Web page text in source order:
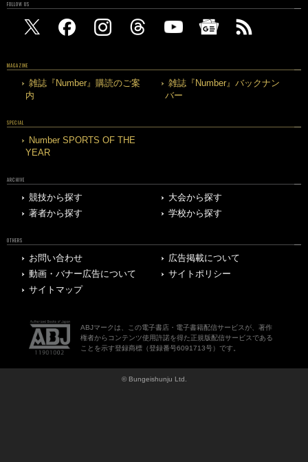
FOLLOW US
MAGAZINE
雑誌『Number』購読のご案
内
雑誌『Number』バックナン
バー
SPECIAL
Number SPORTS OF THE
YEAR
ARCHIVE
競技から探す
大会から探す
著者から探す
学校から探す
OTHERS
お問い合わせ
広告掲載について
動画・バナー広告について
サイトポリシー
サイトマップ
ABJマークは、この電子書店・電子書籍配信サービスが、著作
権者からコンテンツ使用許諾を得た正規版配信サービスである
ことを示す登録商標（登録番号6091713号）です。
© Bungeishunju Ltd.